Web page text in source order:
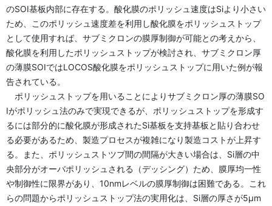
のSOI基板内部に存在する。酸化膜のポリッシュ速度はSiより小さい
ため、このポリッシュ速度差を利用し酸化膜をポリッシュストップ
として使用すれば、サブミクロンの膜厚制御が可能との考えから、
酸化膜を利用したポリッシュストップが検討され、サブミクロン厚
の薄膜SOIではLOCOS酸化膜をポリッシュストップに用いた例が報
告されている。
ポリッシュストップを用いることによりサブミクロン厚の薄膜SO
Iがポリッシュ法のみで実現できるが、ポリッシュストップを形成す
るには部分的に酸化膜が形成されたSi基板を支持基板と貼り合わせ
る必要があるため、製造プロセスが複雑になり製造コストが上昇す
る。また、ポリッシュストツプ間の間隔が大きい場合は、Si層の中
央部分がオーバポリッシュされる（デッシング）ため、膜厚均一性
や制御性に限界があり、10nmレベルの膜厚制御は困難である。これ
らの問題からポリッシュストップ法の実用化は、Si層の厚さが5μm